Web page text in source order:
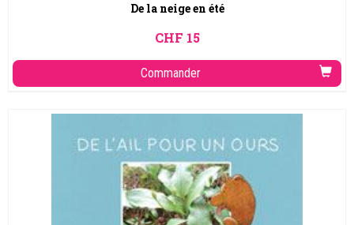
De la neige en été
CHF 15
Commander